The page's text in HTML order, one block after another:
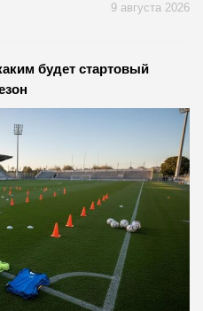
9 августа 2026
будет стартовый